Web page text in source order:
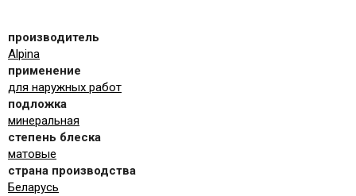
производитель
Alpina
применение
для наружных работ
подложка
минеральная
степень блеска
матовые
страна производства
Беларусь